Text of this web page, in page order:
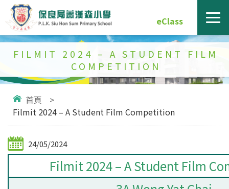
eClass
FILMIT 2024 – A STUDENT FILM
COMPETITION
首頁
>
Filmit 2024 – A Student Film Competition
24/05/2024
Filmit 2024 – A Student Film